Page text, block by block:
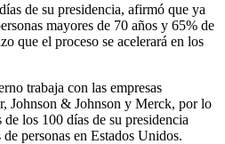
de su presidencia, afirmó que ya
mayores de 70 años y 65% de
que el proceso se acelerará en los
trabaja con las empresas
Johnson & Johnson y Merck, por lo
los 100 días de su presidencia
personas en Estados Unidos.